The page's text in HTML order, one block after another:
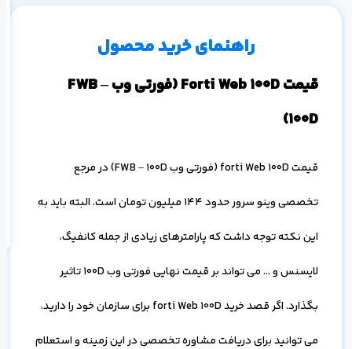
۳ ماه ۶ ماه ۱ سال
راهنمای خرید محصول
قیمت Forti Web 100D (فورتی وب FWB –
100D)
قیمت forti Web 100D (فورتی وب FWB – 100D) در مرجع
تخصصی وینو سرور حدود 144 میلیون تومان است. البته باید به
این نکته توجه داشت که پارامترهای زیادی از جمله کانفیگ،
لایسنس و … می تواند بر قیمت نهایی فورتی وب 100D تاثیر
بگذارد. اگر قصد خرید forti Web 100D برای سازمان خود را دارید،
می توانید برای دریافت مشاوره تخصصی در این زمینه و استعلام